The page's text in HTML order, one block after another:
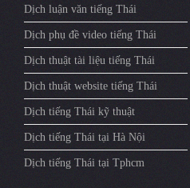
Dịch luận văn tiếng Thái
Dịch phụ đề video tiếng Thái
Dịch thuật tài liệu tiếng Thái
Dịch thuật website tiếng Thái
Dịch tiếng Thái kỹ thuật
Dịch tiếng Thái tại Hà Nội
Dịch tiếng Thái tại Tphcm